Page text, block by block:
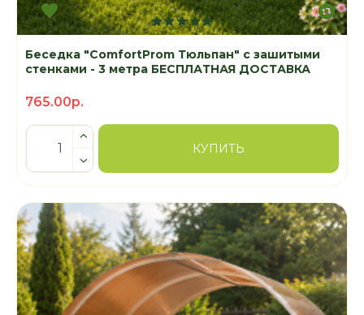
Беседка "ComfortProm Тюльпан" с зашитыми
стенками - 3 метра БЕСПЛАТНАЯ ДОСТАВКА
765.00р.
КУПИТЬ